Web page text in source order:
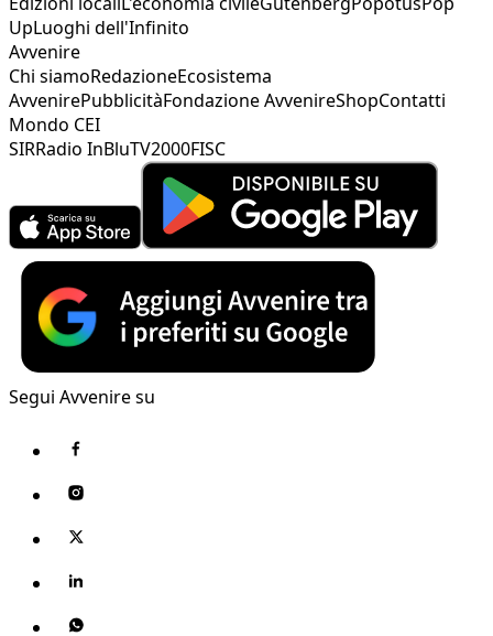
UpLuoghi dell'Infinito
Avvenire
Chi siamoRedazioneEcosistema
AvvenirePubblicitàFondazione AvvenireShopContatti
Mondo CEI
SIRRadio InBluTV2000FISC
Segui Avvenire su